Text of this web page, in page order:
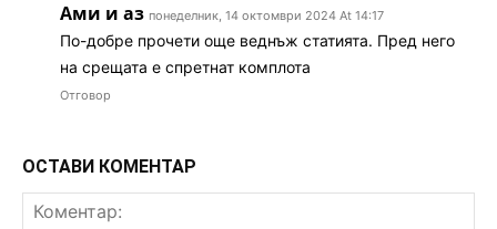
Ами и аз понеделник, 14 октомври 2024 At 14:17
По-добре прочети още веднъж статията. Пред него
на срещата е спретнат комплота
Отговор
ОСТАВИ КОМЕНТАР